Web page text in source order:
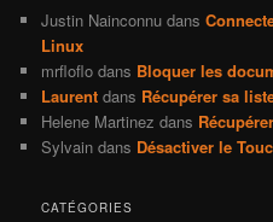
Justin Nainconnu dans
Linux
mrfloflo dans Bloquer les
Laurent dans Récupérer sa
Helene Martinez dans
Sylvain dans Désactiver le
CATÉGORIES